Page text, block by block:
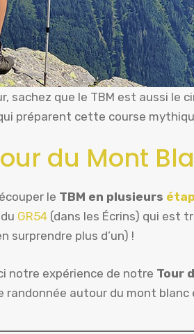
sachez que le TBM est aussi le
préparent cette course
du Mont
le TBM en plusieurs
GR54 (dans les Écrins) qui est
surprendre plus d’un) !
notre expérience de notre Tour
randonnée autour du mont blanc